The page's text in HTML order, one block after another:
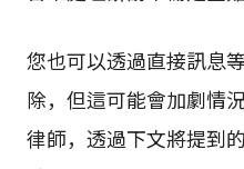
您也可以透過直接訊息
除，但這可能會加劇情
律師，透過下文將提到